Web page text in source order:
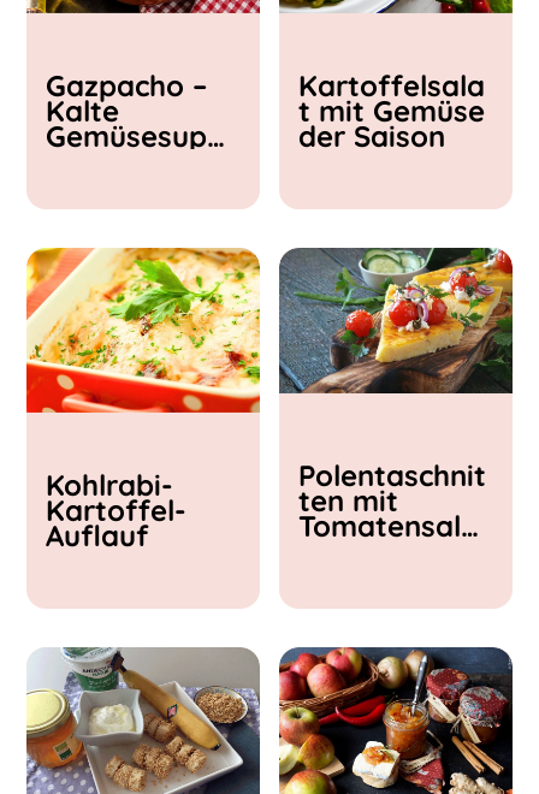
< 15 min
15 - 30 min
30 - 60 min
Gazpacho –
Kalte
Gemüsesupp
Kartoffelsala
t mit Gemüse
der Saison
Kohlrabi-
Kartoffel-
Auflauf
Polentaschnit
ten mit
Tomatensalat